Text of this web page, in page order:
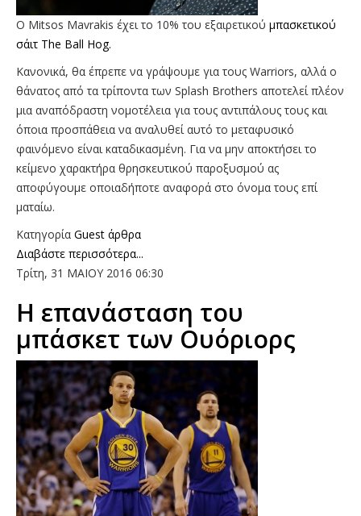
O Mitsos Mavrakis έχει το 10% του εξαιρετικού μπασκετικού
σάιτ Τhe Ball Hog.
Κανονικά, θα έπρεπε να γράψουμε για τους Warriors, αλλά ο
θάνατος από τα τρίποντα των Splash Brothers αποτελεί πλέον
μια αναπόδραστη νομοτέλεια για τους αντιπάλους τους και
όποια προσπάθεια να αναλυθεί αυτό το μεταφυσικό
φαινόμενο είναι καταδικασμένη. Για να μην αποκτήσει το
κείμενο χαρακτήρα θρησκευτικού παροξυσμού ας
αποφύγουμε οποιαδήποτε αναφορά στο όνομα τους επί
ματαίω.
Κατηγορία Guest άρθρα
Διαβάστε περισσότερα...
Τρίτη, 31 ΜΑΙΟΥ 2016 06:30
Η επανάσταση του
μπάσκετ των Ουόριορς